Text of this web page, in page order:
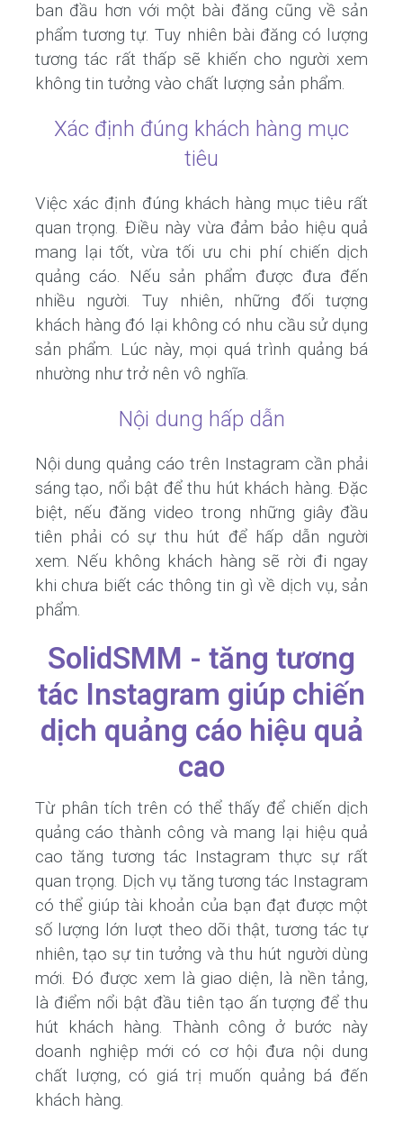
ban đầu hơn với một bài đăng cũng về sản
phẩm tương tự. Tuy nhiên bài đăng có lượng
tương tác rất thấp sẽ khiến cho người xem
không tin tưởng vào chất lượng sản phẩm.
Xác định đúng khách hàng mục
tiêu
Việc xác định đúng khách hàng mục tiêu rất
quan trọng. Điều này vừa đảm bảo hiệu quả
mang lại tốt, vừa tối ưu chi phí chiến dịch
quảng cáo. Nếu sản phẩm được đưa đến
nhiều người. Tuy nhiên, những đối tượng
khách hàng đó lại không có nhu cầu sử dụng
sản phẩm. Lúc này, mọi quá trình quảng bá
nhường như trở nên vô nghĩa.
Nội dung hấp dẫn
Nội dung quảng cáo trên Instagram cần phải
sáng tạo, nổi bật để thu hút khách hàng. Đặc
biệt, nếu đăng video trong những giây đầu
tiên phải có sự thu hút để hấp dẫn người
xem. Nếu không khách hàng sẽ rời đi ngay
khi chưa biết các thông tin gì về dịch vụ, sản
phẩm.
SolidSMM - tăng tương
tác Instagram giúp chiến
dịch quảng cáo hiệu quả
cao
Từ phân tích trên có thể thấy để chiến dịch
quảng cáo thành công và mang lại hiệu quả
cao tăng tương tác Instagram thực sự rất
quan trọng. Dịch vụ tăng tương tác Instagram
có thể giúp tài khoản của bạn đạt được một
số lượng lớn lượt theo dõi thật, tương tác tự
nhiên, tạo sự tin tưởng và thu hút người dùng
mới. Đó được xem là giao diện, là nền tảng,
là điểm nổi bật đầu tiên tạo ấn tượng để thu
hút khách hàng. Thành công ở bước này
doanh nghiệp mới có cơ hội đưa nội dung
chất lượng, có giá trị muốn quảng bá đến
khách hàng.